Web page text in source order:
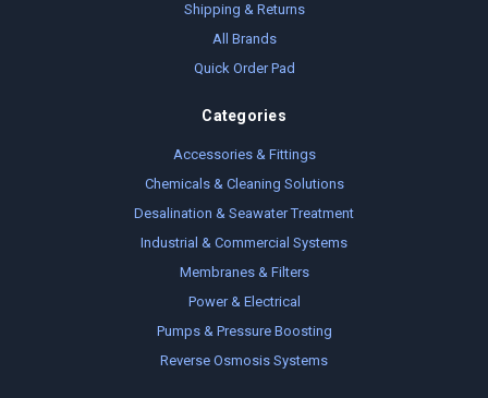
Shipping & Returns
All Brands
Quick Order Pad
Categories
Accessories & Fittings
Chemicals & Cleaning Solutions
Desalination & Seawater Treatment
Industrial & Commercial Systems
Membranes & Filters
Power & Electrical
Pumps & Pressure Boosting
Reverse Osmosis Systems